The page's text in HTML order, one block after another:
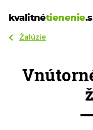
kvalitnétienenie
Žalúzie